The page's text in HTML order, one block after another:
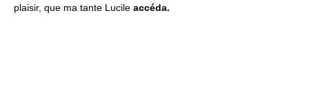
plaisir, que ma tante Lucile accéda.